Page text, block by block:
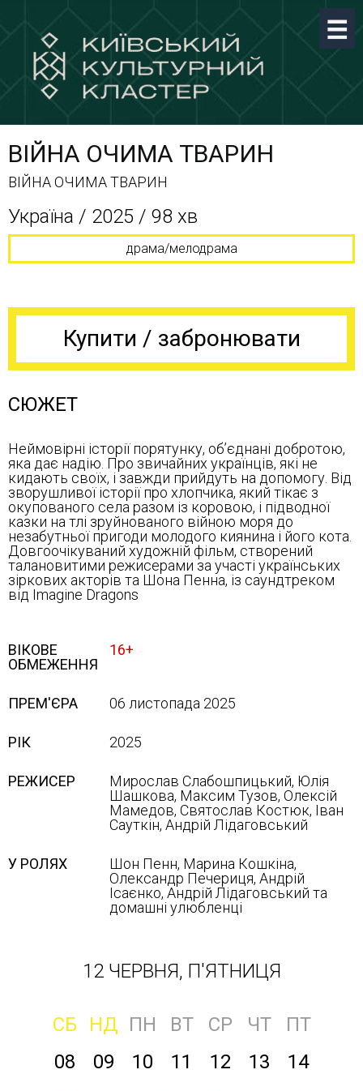
ВІЙНА ОЧИМА ТВАРИН
ВІЙНА ОЧИМА ТВАРИН
Україна / 2025 / 98 хв
драма/мелодрама
Купити / забронювати
СЮЖЕТ
Неймовірні історії порятунку, об’єднані добротою,
яка дає надію. Про звичайних українців, які не
кидають своїх, і завжди прийдуть на допомогу. Від
зворушливої історії про хлопчика, який тікає з
окупованого села разом із коровою, і підводної
казки на тлі зруйнованого війною моря до
незабутньої пригоди молодого киянина і його кота.
Довгоочікуваний художній фільм, створений
талановитими режисерами за участі українських
зіркових акторів та Шона Пенна, із саундтреком
від Imagine Dragons
ВІКОВЕ
ОБМЕЖЕННЯ
16+
ПРЕМ'ЄРА 06 листопада 2025
РІК 2025
РЕЖИСЕР
Мирослав Слабошпицький, Юлія
Шашкова, Максим Тузов, Олексій
Мамедов, Святослав Костюк, Іван
Сауткін, Андрій Лідаговський
У РОЛЯХ
Шон Пенн, Марина Кошкіна,
Олександр Печериця, Андрій
Ісаєнко, Андрій Лідаговський та
домашні улюбленці
12 ЧЕРВНЯ, П'ЯТНИЦЯ
СБ НД ПН ВТ СР ЧТ
ПТ
08
09 10 11 12 13 14